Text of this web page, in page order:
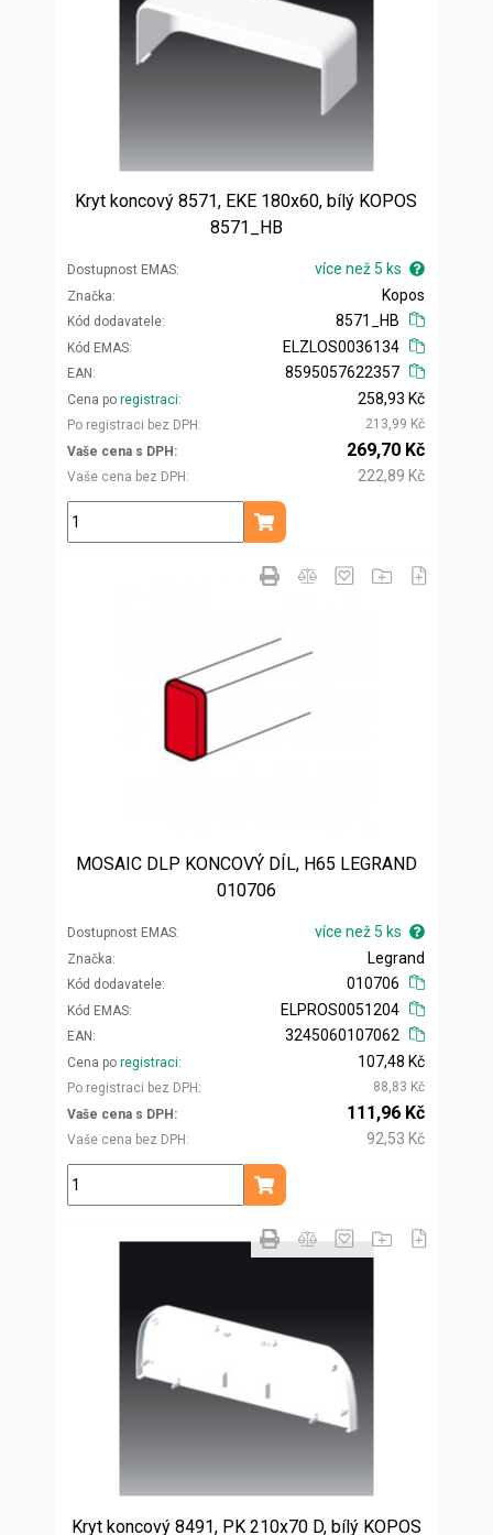
Kryt koncový 8571, EKE 180x60, bílý KOPOS
8571_HB
Dostupnost EMAS více než 5 ks
Značka
Kód dodavatele
Kopos
8571_HB
Kód EMAS
EAN
ELZLOS0036134
8595057622357
Cena po registraci
Po registraci bez DPH
258,93 Kč
213,99 Kč
Vaše cena s DPH
Vaše cena bez DPH
269,70 Kč
222,89 Kč
ks
Přidat do košíku
MOSAIC DLP KONCOVÝ DÍL, H65 LEGRAND
010706
Dostupnost EMAS více než 5 ks
Značka
Kód dodavatele
Legrand
010706
Kód EMAS
EAN
ELPROS0051204
3245060107062
Cena po registraci
Po registraci bez DPH
107,48 Kč
88,83 Kč
Vaše cena s DPH
Vaše cena bez DPH
111,96 Kč
92,53 Kč
ks
Přidat do košíku
Kryt koncový 8491, PK 210x70 D, bílý KOPOS